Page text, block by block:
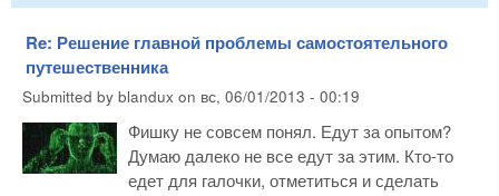
Re: Решение главной проблемы самостоятельного
путешественника
Submitted by blandux on вс, 06/01/2013 - 00:19
Фишку не совсем понял. Едут за опытом?
Думаю далеко не все едут за этим. Кто-то
едет для галочки, отметиться и сделать